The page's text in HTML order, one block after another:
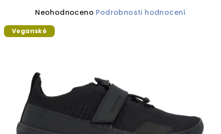
Průměrné
produktu
5
hvězdiček.
Neohodnoceno Podrobnosti hodnocení
Veganské